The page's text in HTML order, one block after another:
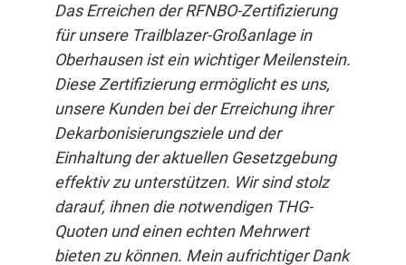
Das Erreichen der RFNBO-Zertifizierung
für unsere Trailblazer-Großanlage in
Oberhausen ist ein wichtiger Meilenstein.
Diese Zertifizierung ermöglicht es uns,
unsere Kunden bei der Erreichung ihrer
Dekarbonisierungsziele und der
Einhaltung der aktuellen Gesetzgebung
effektiv zu unterstützen. Wir sind stolz
darauf, ihnen die notwendigen THG-
Quoten und einen echten Mehrwert
bieten zu können. Mein aufrichtiger Dank